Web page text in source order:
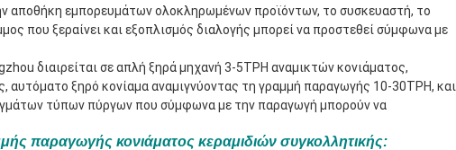
αποθήκη εμπορευμάτων ολοκληρωμένων προϊόντων, το συσκευαστή, το
που ξεραίνει και εξοπλισμός διαλογής μπορεί να προστεθεί σύμφωνα με
διαιρείται σε απλή ξηρά μηχανή 3-5TPH αναμικτών κονιάματος,
ξηρό κονίαμα αναμιγνύοντας τη γραμμή παραγωγής 10-30TPH, και
τύπων πύργων που σύμφωνα με την παραγωγή μπορούν να
παραγωγής κονιάματος κεραμιδιών συγκολλητικής: